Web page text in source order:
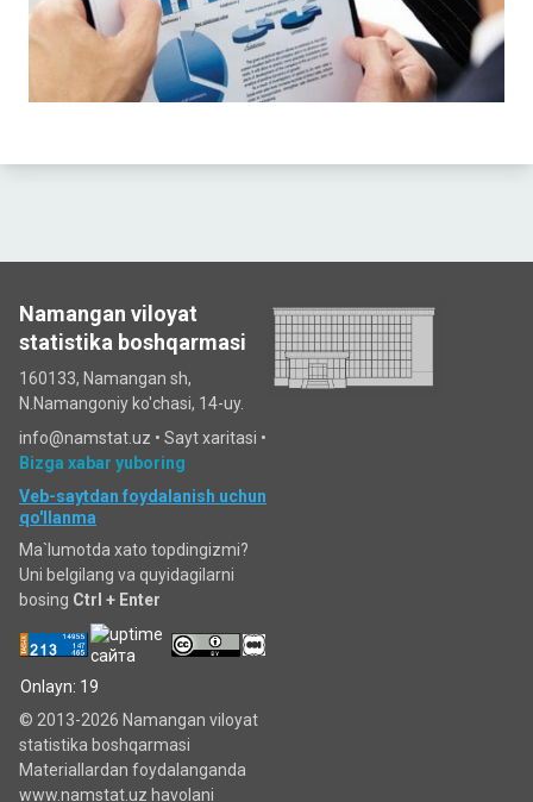
Namangan viloyat
statistika boshqarmasi
160133, Namangan sh,
N.Namangoniy ko'chasi, 14-uy.
info@namstat.uz • Sayt xaritasi •
Bizga xabar yuboring
Veb-saytdan foydalanish uchun
qo'llanma
Ma`lumotda xato topdingizmi?
Uni belgilang va quyidagilarni
bosing Ctrl + Enter
Onlayn: 19
© 2013-2026 Namangan viloyat
statistika boshqarmasi
Materiallardan foydalanganda
www.namstat.uz havolani